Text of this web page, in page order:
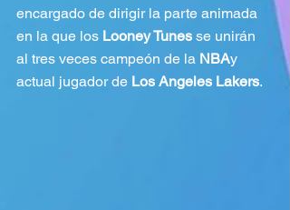
encargado de dirigir la parte animada
en la que los Looney Tunes se unirán
al tres veces campeón de la NBAy
actual jugador de Los Angeles Lakers.